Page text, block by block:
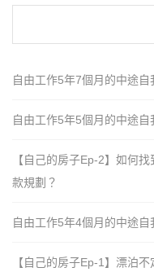
自由工作5年7個月的中途
自由工作5年5個月的中途
【自己的房子Ep-2】如何
款規劃？
自由工作5年4個月的中途自
【自己的房子Ep-1】漂泊